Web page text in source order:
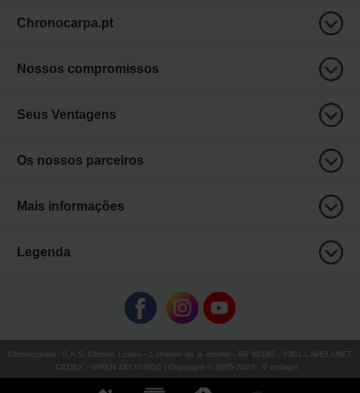
Chronocarpa.pt
Nossos compromissos
Seus Ventagens
Os nossos parceiros
Mais informações
Legenda
Chronocarpa : S.A.S. Chrono Loisirs - 1 chemin de la coume - BP 90185 - 9301 LAVELANET
CEDEX - SIREN 481703050 | Copyright © 2005-2026 ∇ ccdispo